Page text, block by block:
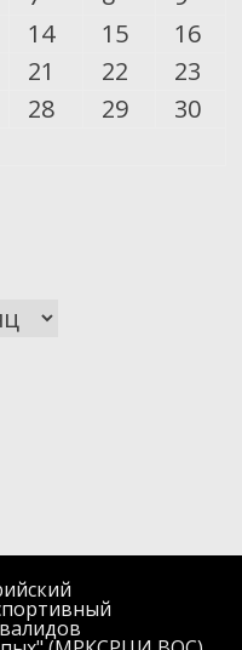
14 15
16
21 22
23
28 29
30